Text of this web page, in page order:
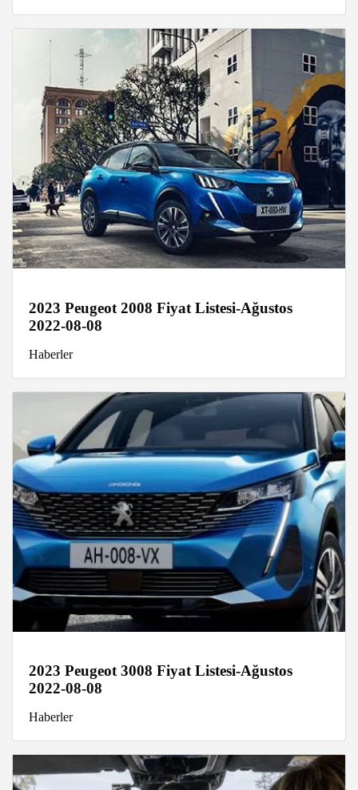
2023 Peugeot 2008 Fiyat Listesi-Ağustos
2022-08-08
Haberler
2023 Peugeot 3008 Fiyat Listesi-Ağustos
2022-08-08
Haberler